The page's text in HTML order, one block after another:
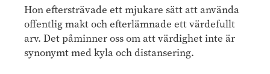
Hon eftersträvade ett mjukare sätt att använda
offentlig makt och efterlämnade ett värdefullt
arv. Det påminner oss om att värdighet inte är
synonymt med kyla och distansering.